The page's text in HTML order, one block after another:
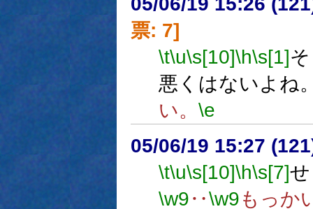
票: 7]
\t\u\s[10]\h\s[1]
悪くはないよね
い。 \e
05/06/19 15:27
\t\u\s[10]\h\s[7]
\w9‥\w9もっか